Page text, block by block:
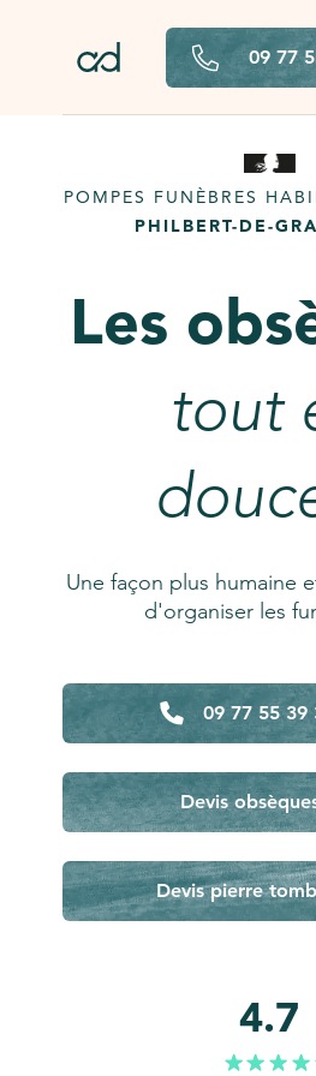
09 77
POMPES FUNÈBRES
PHILBERT-DE-
Les
tout
Une façon plus humaine
d'organiser les
09 77 55 39
Devis
Devis pierre
4.7